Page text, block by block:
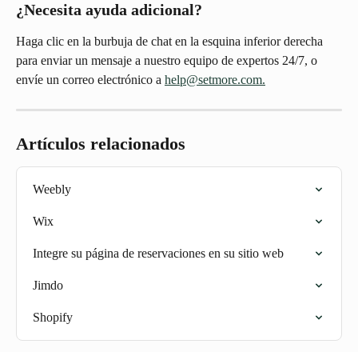
¿Necesita ayuda adicional?
Haga clic en la burbuja de chat en la esquina inferior derecha
para enviar un mensaje a nuestro equipo de expertos 24/7, o
envíe un correo electrónico a help@setmore.com.
Artículos relacionados
Weebly
Wix
Integre su página de reservaciones en su sitio web
Jimdo
Shopify